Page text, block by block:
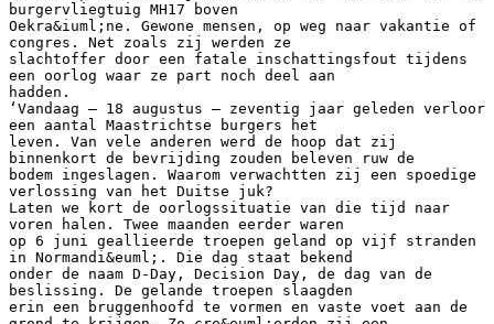
burgervliegtuig MH17 boven
Oekra&iuml;ne. Gewone mensen, op weg naar vakantie of
congres. Net zoals zij werden ze
slachtoffer door een fatale inschattingsfout tijdens
een oorlog waar ze part noch deel aan
hadden.
‘Vandaag – 18 augustus – zeventig jaar geleden verloor
een aantal Maastrichtse burgers het
leven. Van vele anderen werd de hoop dat zij
binnenkort de bevrijding zouden beleven ruw de
bodem ingeslagen. Waarom verwachtten zij een spoedige
verlossing van het Duitse juk?
Laten we kort de oorlogssituatie van die tijd naar
voren halen. Twee maanden eerder waren
op 6 juni geallieerde troepen geland op vijf stranden
in Normandi&euml;. Die dag staat bekend
onder de naam D-Day, Decision Day, de dag van de
beslissing. De gelande troepen slaagden
erin een bruggenhoofd te vormen en vaste voet aan de